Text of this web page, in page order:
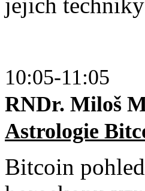
10:05-11:05
RNDr. Miloš
Astrologie
Bitcoin